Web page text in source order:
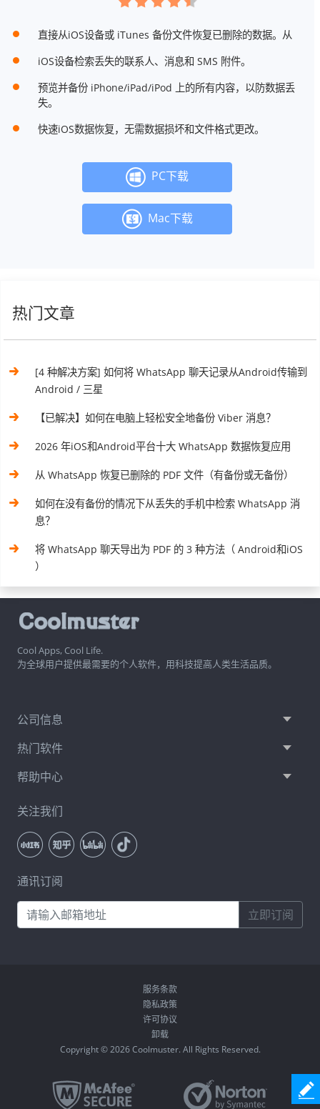
直接从iOS设备或 iTunes 备份文件恢复已删除的数据。从
iOS设备检索丢失的联系人、消息和 SMS 附件。
预览并备份 iPhone/iPad/iPod 上的所有内容，以防数据丢
失。
快速iOS数据恢复，无需数据损坏和文件格式更改。
PC下载
Mac下载
热门文章
[4 种解决方案] 如何将 WhatsApp 聊天记录从Android传输到
Android / 三星
【已解决】如何在电脑上轻松安全地备份 Viber 消息？
2026 年iOS和Android平台十大 WhatsApp 数据恢复应用
从 WhatsApp 恢复已删除的 PDF 文件（有备份或无备份）
如何在没有备份的情况下从丢失的手机中检索 WhatsApp 消
息？
将 WhatsApp 聊天导出为 PDF 的 3 种方法（ Android和iOS
）
Cool Apps, Cool Life.
为全球用户提供最需要的个人软件，用科技提高人类生活品质。
公司信息
热门软件
帮助中心
关注我们
通讯订阅
立即订阅
服务条款
隐私政策
许可协议
卸载
Copyright © 2026 Coolmuster. All Rights Reserved.